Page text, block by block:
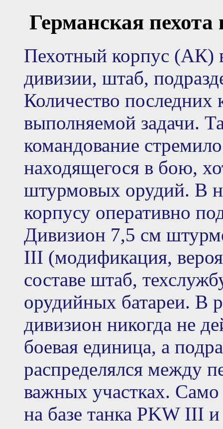
Германская пехота
Пехотный корпус (АК)
дивизии, штаб,
Количество последних
выполняемой задачи.
командование
находящегося в бою,
штурмовых орудий. В
корпусу оперативно
Дивизион 7,5 см
III (модификация,
составе штаб,
орудийных батареи. В
дивизион никогда не
боевая единица, а
распределялся между
важных участках.
на базе танка PKW III